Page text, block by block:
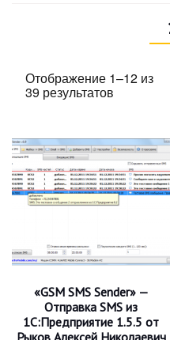
Отображение 1–12 из
39 результатов
«GSM SMS Sender» —
Отправка SMS из
1С:Предприятие 1.5.5 от
Рыков Алексей Николаевич